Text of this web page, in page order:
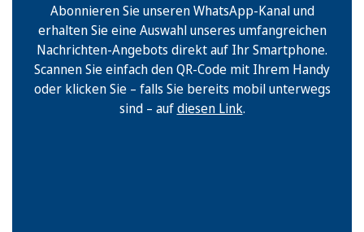
Abonnieren Sie unseren WhatsApp-Kanal und
erhalten Sie eine Auswahl unseres umfangreichen
Nachrichten-Angebots direkt auf Ihr Smartphone.
Scannen Sie einfach den QR-Code mit Ihrem Handy
oder klicken Sie – falls Sie bereits mobil unterwegs
sind – aufdiesen Link.